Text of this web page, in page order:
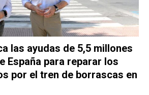
las ayudas de 5,5 millones
España para reparar los
por el tren de borrascas en